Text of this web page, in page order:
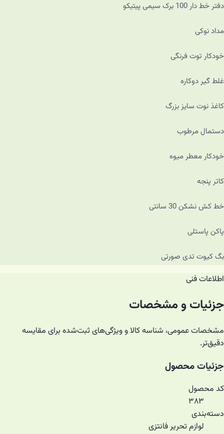
دفتر خط دار 100 برک سیمی پیتیکو
مداد نوکی
خودکار توت فرنگی
غلط گیر دوکاره
کاغذ نوت سایز بزرگ
دستمال مرطوب
خودکار معطر میوه
کاتر پنجه
خط کش نشکن 30 سانتی
پاکن پاستلی
بگ کیوت تدی صورتی
اطلاعات فنی
جزئیات و مشخصات
مشخصات عمومی، شناسه کالا و ویژگی‌های ثبت‌شده برای مقایسه
دقیق‌تر.
جزئیات محصول
کد محصول
۳۸۳
دسته‌بندی
لوازم تحریر فانتزی